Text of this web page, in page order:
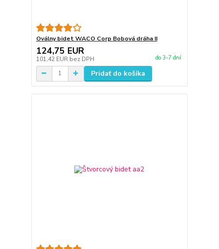
Oválny bidet WACO Corp Bobová dráha II
124,75 EUR
101,42 EUR bez DPH do 3-7 dní
Pridať do košíka